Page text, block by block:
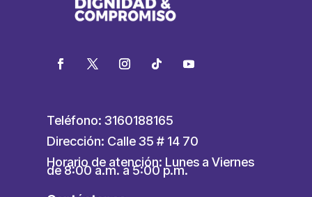
Teléfono: 3160188165
Dirección: Calle 35 # 14 70
Horario de atención: Lunes a Viernes
de 8:00 a.m. a 5:00 p.m.